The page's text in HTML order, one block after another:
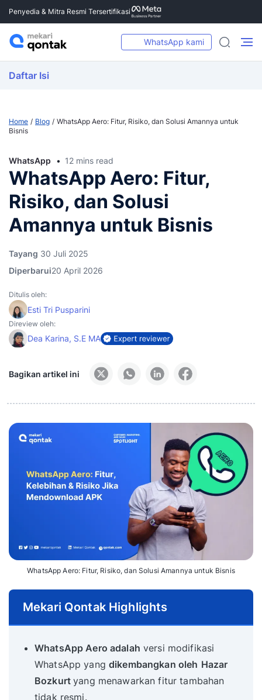
Penyedia & Mitra Resmi Tersertifikasi
WhatsApp kami
Daftar Isi
Home Blog
WhatsApp Aero: Fitur, Risiko, dan Solusi Amannya untuk
Bisnis
WhatsApp 12 mins read
WhatsApp Aero: Fitur,
Risiko, dan Solusi
Amannya untuk Bisnis
Tayang 30 Juli 2025
Diperbarui20 April 2026
Ditulis oleh:
Esti Tri Pusparini
Direview oleh:
Dea Karina, S.E MA
Bagikan artikel ini
WhatsApp Aero: Fitur, Risiko, dan Solusi Amannya untuk Bisnis
Mekari Qontak Highlights
WhatsApp Aero adalah versi modifikasi
WhatsApp yangdikembangkan oleh Hazar
Bozkurtyang menawarkan fitur tambahan
tidak resmi.